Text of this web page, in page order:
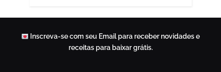
Inscreva-se com seu Email para receber novidades e
receitas para baixar grátis.